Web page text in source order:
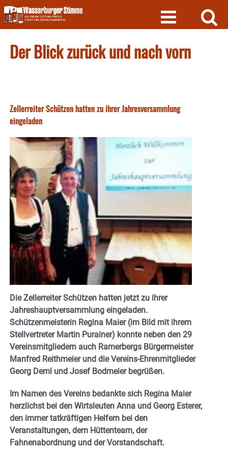
Skip
to
content
Der Blick zurück und nach vorn
Zellerreiter Schützen hatten zu ihrer Jahresversammlung
eingeladen
Die Zellerreiter Schützen hatten jetzt zu ihrer
Jahreshauptversammlung eingeladen.
Schützenmeisterin Regina Maier (im Bild mit ihrem
Stellvertreter Martin Purainer) konnte neben den 29
Vereinsmitgliedern auch Ramerbergs Bürgermeister
Manfred Reithmeier und die Vereins-Ehrenmitglieder
Georg Deml und Josef Bodmeier begrüßen.
Im Namen des Vereins bedankte sich Regina Maier
herzlichst bei den Wirtsleuten Anna und Georg Esterer,
den immer tatkräftigen Helfern bei den
Veranstaltungen, dem Hüttenteam, der
Fahnenabordnung und der Vorstandschaft.